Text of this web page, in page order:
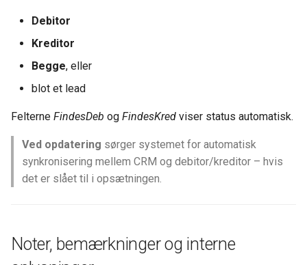
Debitor
Kreditor
Begge, eller
blot et lead
Felterne FindesDeb og FindesKred viser status automatisk.
Ved opdatering sørger systemet for automatisk
synkronisering mellem CRM og debitor/kreditor – hvis
det er slået til i opsætningen.
Noter, bemærkninger og interne